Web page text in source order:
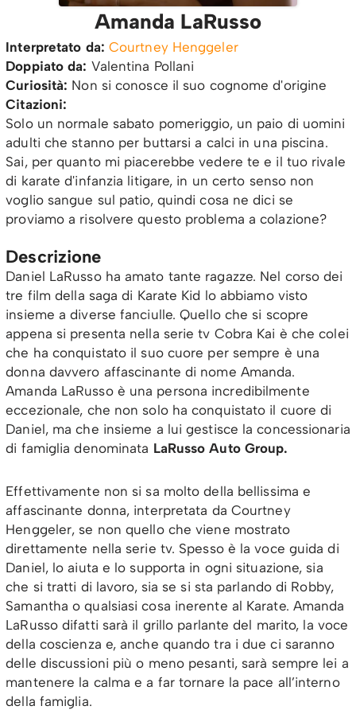
Amanda LaRusso
Interpretato da: Courtney Henggeler
Doppiato da: Valentina Pollani
Curiosità: Non si conosce il suo cognome d'origine
Citazioni:
Solo un normale sabato pomeriggio, un paio di uomini
adulti che stanno per buttarsi a calci in una piscina.
Sai, per quanto mi piacerebbe vedere te e il tuo rivale
di karate d'infanzia litigare, in un certo senso non
voglio sangue sul patio, quindi cosa ne dici se
proviamo a risolvere questo problema a colazione?
Descrizione
Daniel LaRusso ha amato tante ragazze. Nel corso dei
tre film della saga di Karate Kid lo abbiamo visto
insieme a diverse fanciulle. Quello che si scopre
appena si presenta nella serie tv Cobra Kai è che colei
che ha conquistato il suo cuore per sempre è una
donna davvero affascinante di nome Amanda.
Amanda LaRusso è una persona incredibilmente
eccezionale, che non solo ha conquistato il cuore di
Daniel, ma che insieme a lui gestisce la concessionaria
di famiglia denominata LaRusso Auto Group.
Effettivamente non si sa molto della bellissima e
affascinante donna, interpretata da Courtney
Henggeler, se non quello che viene mostrato
direttamente nella serie tv. Spesso è la voce guida di
Daniel, lo aiuta e lo supporta in ogni situazione, sia
che si tratti di lavoro, sia se si sta parlando di Robby,
Samantha o qualsiasi cosa inerente al Karate. Amanda
LaRusso difatti sarà il grillo parlante del marito, la voce
della coscienza e, anche quando tra i due ci saranno
delle discussioni più o meno pesanti, sarà sempre lei a
mantenere la calma e a far tornare la pace all’interno
della famiglia.